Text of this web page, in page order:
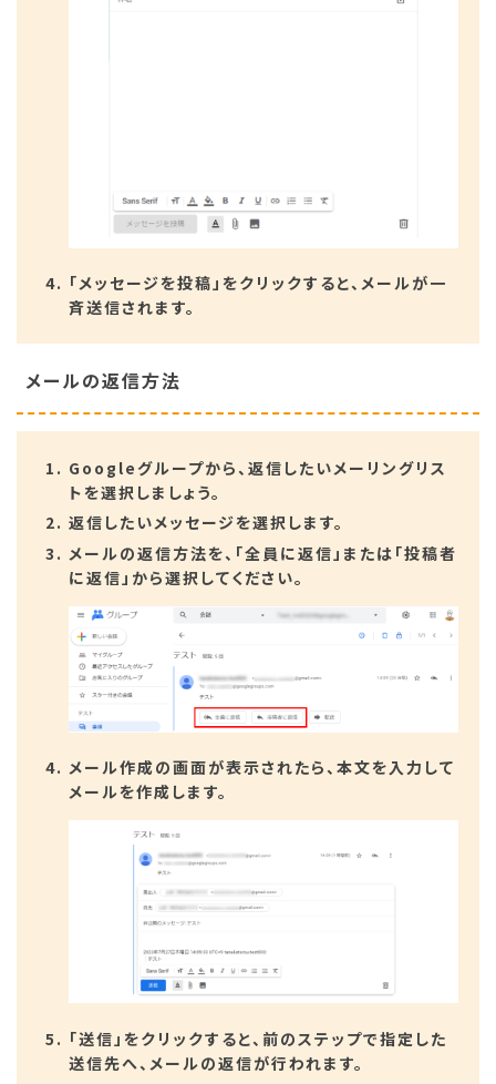
「メッセージを投稿」をクリックすると、メールが一
斉送信されます。
メールの返信方法
Googleグループから、返信したいメーリングリス
トを選択しましょう。
返信したいメッセージを選択します。
メールの返信方法を、「全員に返信」または「投稿者
に返信」から選択してください。
メール作成の画面が表示されたら、本文を入力して
メールを作成します。
「送信」をクリックすると、前のステップで指定した
送信先へ、メールの返信が行われます。